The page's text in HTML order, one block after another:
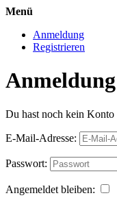
Menü
Anmeldung
Registrieren
Anmeldung
Du hast noch kein Konto
E-Mail-Adresse:
Passwort:
Angemeldet bleiben: